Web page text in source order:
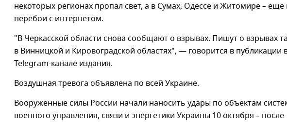
некоторых регионах пропал свет, а в Сумах, Одессе и Житомире – еще
перебои с интернетом.
"В Черкасской области снова сообщают о взрывах. Пишут о взрывах
в Винницкой и Кировоградской областях", — говорится в публикации
Telegram-канале издания.
Воздушная тревога объявлена по всей Украине.
Вооруженные силы России начали наносить удары по объектам
военного управления, связи и энергетики Украины 10 октября – после